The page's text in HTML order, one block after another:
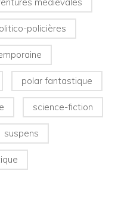
policières
polar fantastique
science-fiction
suspens